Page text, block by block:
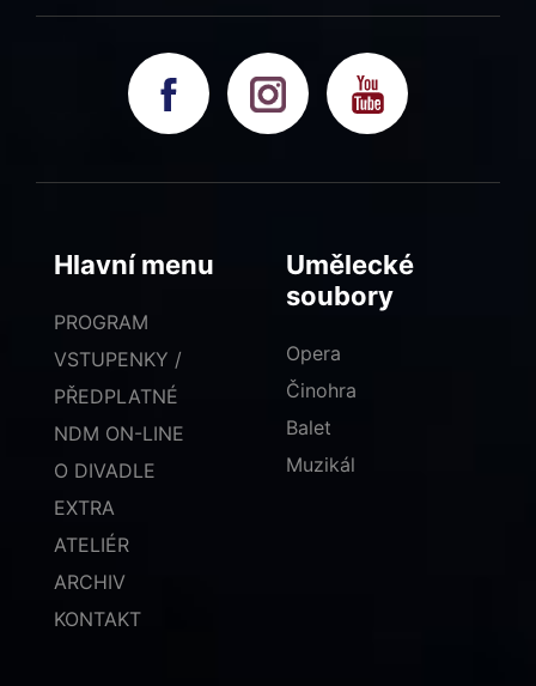
Hlavní menu
PROGRAM
VSTUPENKY /
PŘEDPLATNÉ
NDM ON-LINE
O DIVADLE
EXTRA
ATELIÉR
ARCHIV
KONTAKT
Umělecké
soubory
Opera
Činohra
Balet
Muzikál